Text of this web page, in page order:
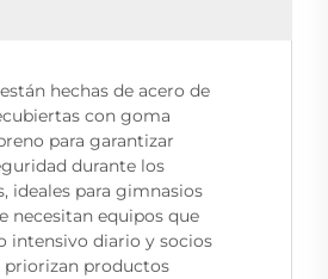
hechas de acero de
con goma
para garantizar
durante los
ideales para gimnasios
necesitan equipos que
intensivo diario y socios
priorizan productos